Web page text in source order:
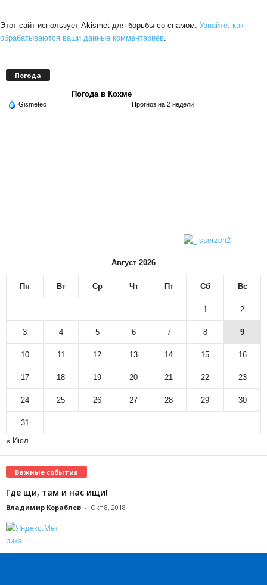
Этот сайт использует Akismet для борьбы со спамом. Узнайте, как
обрабатываются ваши данные комментариев
Погода
Погода в Кохме
Gismeteo Прогноз на 2 недели
Август 2026
Пн Вт Ср Чт Пт Сб Вс
1 2
3 4 5 6 7 8 9
10 11 12 13 14 15 16
17 18 19 20 21 22 23
24 25 26 27 28 29 30
31
« Июл
Важные события
Где щи, там и нас ищи!
Владимир Кораблев - Окт 8, 2018